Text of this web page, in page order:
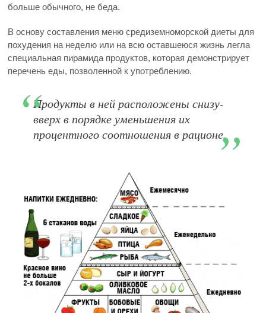
больше обычного, не беда.
В основу составления меню средиземноморской диеты для
похудения на неделю или на всю оставшеюся жизнь легла
специальная пирамида продуктов, которая демонстрирует
перечень еды, позволенной к употреблению.
Продукты в ней расположены снизу-
вверх в порядке уменьшения их
процентного соотношения в рационе.